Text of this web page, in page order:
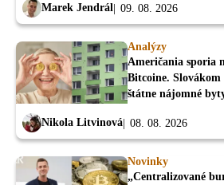
Marek Jendrál 09. 08. 2026
Analýzy
Američania sporia
Bitcoine.
štátne nájomné
Nikola Litvinová 08. 08. 2026
Novinky
„Centralizované